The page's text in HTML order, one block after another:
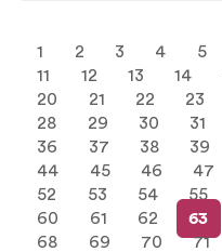
1 2 3 4 5
11
12 13 14
20
21 22 23
28
29 30 31
36
37 38 39
44
45 46 47
52
53 54 55
60
61 62 63
68
69 70 71